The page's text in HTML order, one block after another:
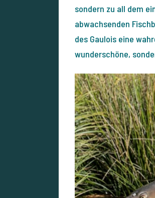
sondern zu all dem
abwachsenden
des Gaulois eine
wunderschöne,